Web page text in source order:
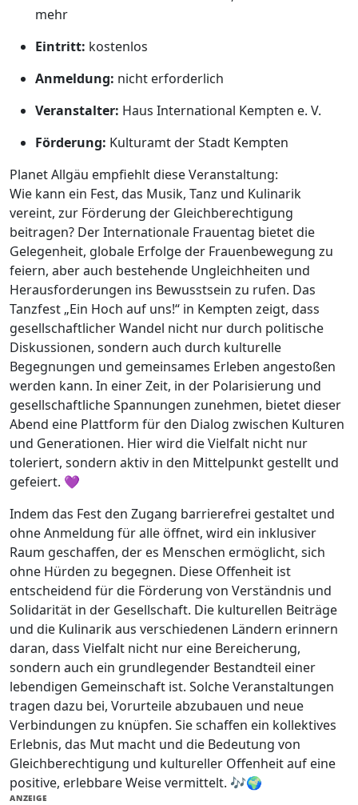
mehr
Eintritt: kostenlos
Anmeldung: nicht erforderlich
Veranstalter: Haus International Kempten e. V.
Förderung: Kulturamt der Stadt Kempten
Planet Allgäu empfiehlt diese Veranstaltung:
Wie kann ein Fest, das Musik, Tanz und Kulinarik
vereint, zur Förderung der Gleichberechtigung
beitragen? Der Internationale Frauentag bietet die
Gelegenheit, globale Erfolge der Frauenbewegung zu
feiern, aber auch bestehende Ungleichheiten und
Herausforderungen ins Bewusstsein zu rufen. Das
Tanzfest „Ein Hoch auf uns!“ in Kempten zeigt, dass
gesellschaftlicher Wandel nicht nur durch politische
Diskussionen, sondern auch durch kulturelle
Begegnungen und gemeinsames Erleben angestoßen
werden kann. In einer Zeit, in der Polarisierung und
gesellschaftliche Spannungen zunehmen, bietet dieser
Abend eine Plattform für den Dialog zwischen Kulturen
und Generationen. Hier wird die Vielfalt nicht nur
toleriert, sondern aktiv in den Mittelpunkt gestellt und
gefeiert. 💜
Indem das Fest den Zugang barrierefrei gestaltet und
ohne Anmeldung für alle öffnet, wird ein inklusiver
Raum geschaffen, der es Menschen ermöglicht, sich
ohne Hürden zu begegnen. Diese Offenheit ist
entscheidend für die Förderung von Verständnis und
Solidarität in der Gesellschaft. Die kulturellen Beiträge
und die Kulinarik aus verschiedenen Ländern erinnern
daran, dass Vielfalt nicht nur eine Bereicherung,
sondern auch ein grundlegender Bestandteil einer
lebendigen Gemeinschaft ist. Solche Veranstaltungen
tragen dazu bei, Vorurteile abzubauen und neue
Verbindungen zu knüpfen. Sie schaffen ein kollektives
Erlebnis, das Mut macht und die Bedeutung von
Gleichberechtigung und kultureller Offenheit auf eine
positive, erlebbare Weise vermittelt. 🎶🌍
ANZEIGE